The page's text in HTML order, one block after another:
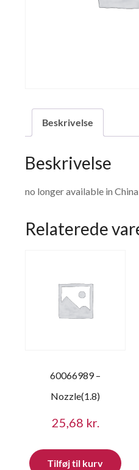
Beskrivelse
Beskrivelse
no longer available in China
Relaterede
60066989 –
Nozzle(1.8)
25,68 kr.
Tilføj til kurv